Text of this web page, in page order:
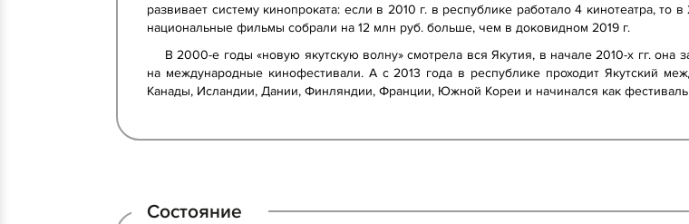
развивает систему кинопроката: если в 2010 г. в республике работало 4 кинотеатра,
национальные фильмы собрали на 12 млн руб. больше, чем в доковидном 2019 г.
В 2000-е годы «новую якутскую волну» смотрела вся Якутия, в начале 2010-х гг.
на международные кинофестивали. А с 2013 года в республике проходит Якутский
Канады, Исландии, Дании, Финляндии, Франции, Южной Кореи и начинался как фестиваль
Состояние